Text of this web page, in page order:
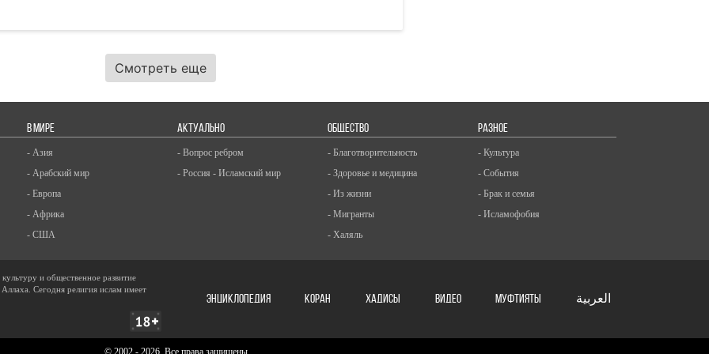
Смотреть еще
В МИРЕ
- Азия
- Арабский мир
- Европа
- Африка
- США
АКТУАЛЬНО
- Вопрос ребром
- Россия - Исламский мир
ОБЩЕСТВО
- Благотворительность
- Здоровье и медицина
- Из жизни
- Мигранты
- Халяль
РАЗНОЕ
- Культура
- События
- Брак и семья
- Исламофобия
и общественное развитие
Сегодня религия ислам имеет
ЭНЦИКЛОПЕДИЯ КОРАН ХАДИСЫ ВИДЕО Муфтияты العربية
© 2002 - 2026, Все права защищены.